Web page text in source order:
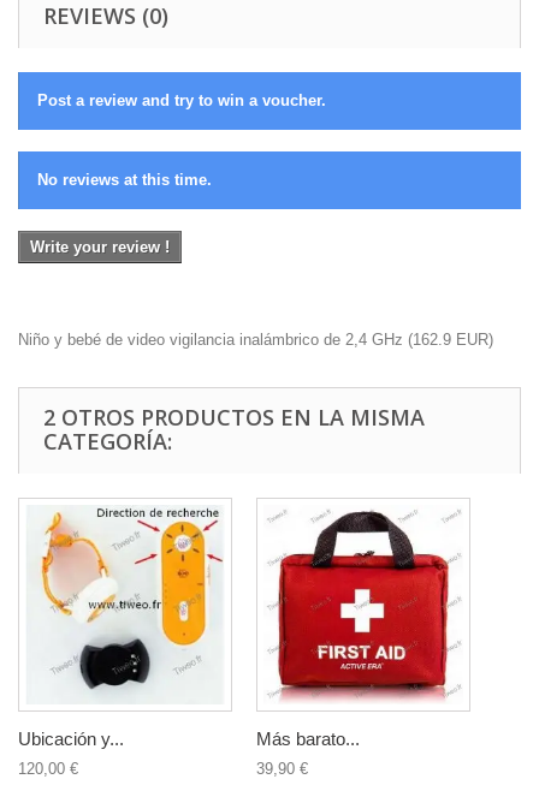
REVIEWS (0)
Post a review and try to win a voucher.
No reviews at this time.
Write your review !
Niño y bebé de video vigilancia inalámbrico de 2,4 GHz (162.9 EUR)
2 OTROS PRODUCTOS EN LA MISMA
CATEGORÍA:
Ubicación y...
120,00 €
Más barato...
39,90 €